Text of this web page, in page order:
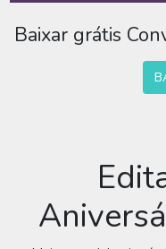
Baixar grátis